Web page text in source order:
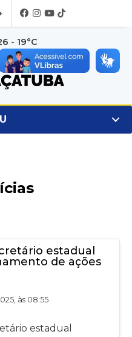
- 19°C
estadual
de ações
às 08:55